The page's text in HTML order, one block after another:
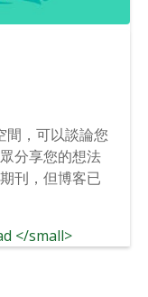
間，可以談論您
分享您的想法
刊，但博客已
</small>